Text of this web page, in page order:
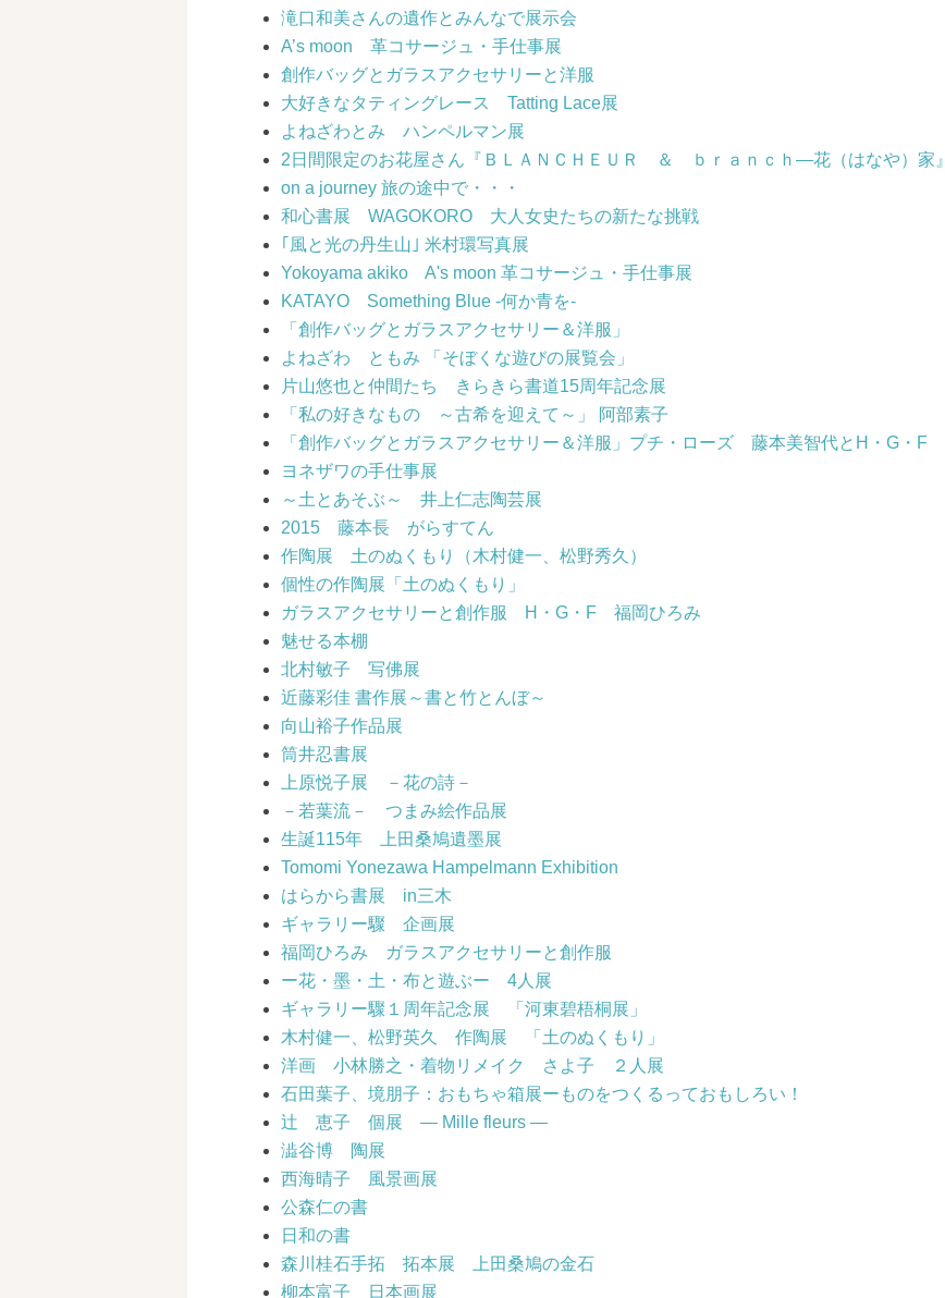
滝口和美さんの遺作とみんなで展示会
A’s moon 革コサージュ・手仕事展
創作バッグとガラスアクセサリーと洋服
大好きなタティングレース Tatting Lace展
よねざわとみ ハンペルマン展
2日間限定のお花屋さん『ＢＬＡＮＣＨＥＵＲ ＆ ｂｒａｎｃｈ―花（はなや）家』
on a journey 旅の途中で・・・
和心書展 WAGOKORO 大人女史たちの新たな挑戦
｢風と光の丹生山｣ 米村環写真展
Yokoyama akiko A's moon 革コサージュ・手仕事展
KATAYO Something Blue -何か青を-
「創作バッグとガラスアクセサリー＆洋服」
よねざわ ともみ 「そぼくな遊びの展覧会」
片山悠也と仲間たち きらきら書道15周年記念展
「私の好きなもの ～古希を迎えて～」 阿部素子
「創作バッグとガラスアクセサリー＆洋服」プチ・ローズ 藤本美智代とH・G・F
ヨネザワの手仕事展
～土とあそぶ～ 井上仁志陶芸展
2015 藤本長 がらすてん
作陶展 土のぬくもり（木村健一、松野秀久）
個性の作陶展「土のぬくもり」
ガラスアクセサリーと創作服 H・G・F 福岡ひろみ
魅せる本棚
北村敏子 写佛展
近藤彩佳 書作展～書と竹とんぼ～
向山裕子作品展
筒井忍書展
上原悦子展 －花の詩－
－若葉流－ つまみ絵作品展
生誕115年 上田桑鳩遺墨展
Tomomi Yonezawa Hampelmann Exhibition
はらから書展 in三木
ギャラリー驟 企画展
福岡ひろみ ガラスアクセサリーと創作服
ー花・墨・土・布と遊ぶー 4人展
ギャラリー驟１周年記念展 「河東碧梧桐展」
木村健一、松野英久 作陶展 「土のぬくもり」
洋画 小林勝之・着物リメイク さよ子 ２人展
石田葉子、境朋子：おもちゃ箱展ーものをつくるっておもしろい！
辻 恵子 個展 ― Mille fleurs ―
澁谷博 陶展
西海晴子 風景画展
公森仁の書
日和の書
森川桂石手拓 拓本展 上田桑鳩の金石
柳本富子 日本画展